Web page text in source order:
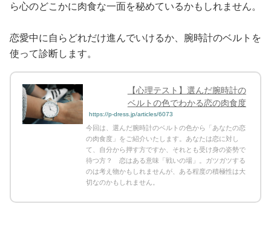
ら心のどこかに肉食な一面を秘めているかもしれません。
恋愛中に自らどれだけ進んでいけるか、腕時計のベルトを
使って診断します。
【心理テスト】選んだ腕時計の
ベルトの色でわかる恋の肉食度
https://p-dress.jp/articles/6073
今回は、選んだ腕時計のベルトの色から「あなたの恋
の肉食度」をご紹介いたします。あなたは恋に対し
て、自分から押す方ですか、それとも受け身の姿勢で
待つ方？ 恋はある意味「戦いの場」。ガツガツする
のは考え物かもしれませんが、ある程度の積極性は大
切なのかもしれません。